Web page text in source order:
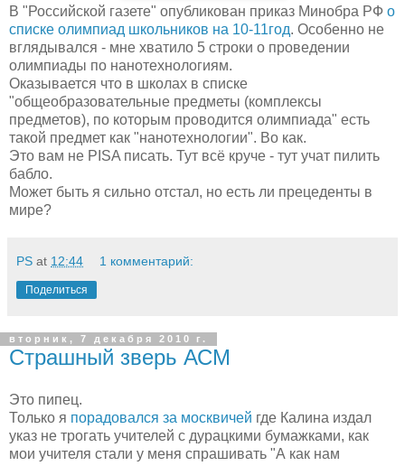
В "Российской газете" опубликован приказ Минобра РФ о
списке олимпиад школьников на 10-11год. Особенно не
вглядывался - мне хватило 5 строки о проведении
олимпиады по нанотехнологиям.
Оказывается что в школах в списке
"общеобразовательные предметы (комплексы
предметов), по которым проводится олимпиада" есть
такой предмет как "нанотехнологии". Во как.
Это вам не PISA писать. Тут всё круче - тут учат пилить
бабло.
Может быть я сильно отстал, но есть ли прецеденты в
мире?
PS at 12:44 1 комментарий:
Поделиться
вторник, 7 декабря 2010 г.
Страшный зверь АСМ
Это пипец.
Только я порадовался за москвичей где Калина издал
указ не трогать учителей с дурацкими бумажками, как
мои учителя стали у меня спрашивать "А как нам